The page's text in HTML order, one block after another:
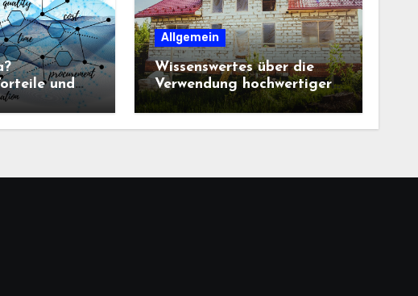
und
Allgemein
Wissenswertes über die
Verwendung hochwertiger
Baustoffe im Haus und
beim Hausbau